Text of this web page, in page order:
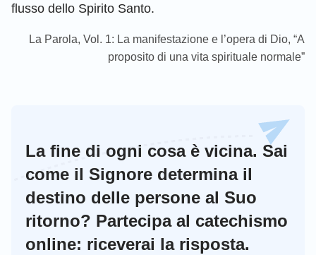
flusso dello Spirito Santo.
La Parola, Vol. 1: La manifestazione e l’opera di Dio, “A
proposito di una vita spirituale normale”
La fine di ogni cosa è vicina. Sai
come il Signore determina il
destino delle persone al Suo
ritorno? Partecipa al catechismo
online: riceverai la risposta.